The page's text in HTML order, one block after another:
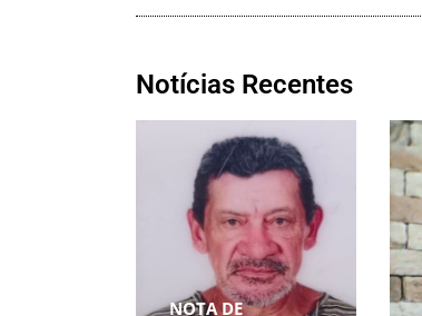
Notícias Recentes
NOTA DE